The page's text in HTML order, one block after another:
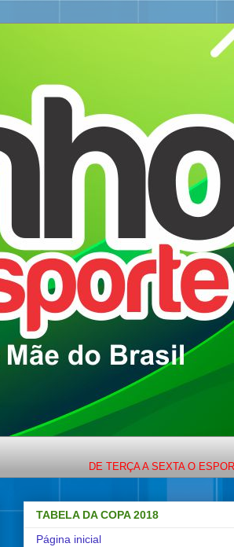
DE TERÇA A SEXTA O ESPORTE
TABELA DA COPA 2018
Página inicial